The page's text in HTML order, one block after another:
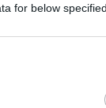
for below
vártam
kell
lehetőséget